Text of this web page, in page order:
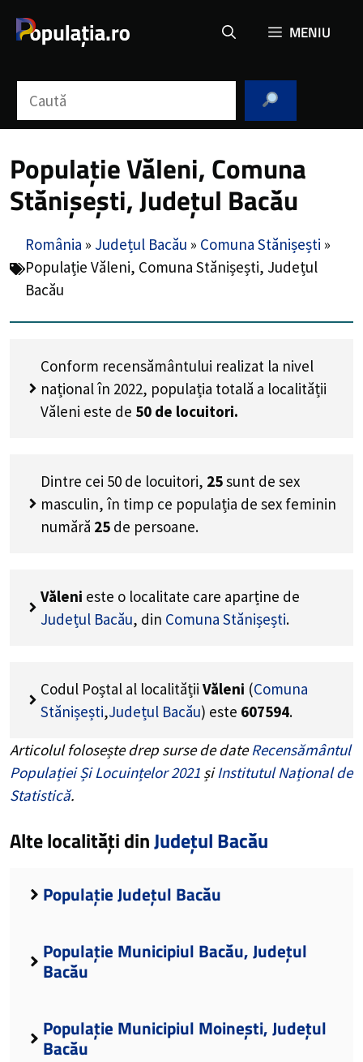
MENIU
Populație Văleni, Comuna
Stănișești, Județul Bacău
România » Județul Bacău » Comuna Stănișești »
Populație Văleni, Comuna Stănișești, Județul
Bacău
Conform recensământului realizat la nivel
național în 2022, populația totală a localității
Văleni este de 50 de locuitori.
Dintre cei 50 de locuitori, 25sunt de sex
masculin, în timp ce populația de sex feminin
numără 25 de persoane.
Văleni este o localitate care aparține de
Județul Bacău, din Comuna Stănișești.
Codul Poștal al localității Văleni (Comuna
Stănișești,Județul Bacău) este 607594.
Articolul folosește drep surse de dateRecensământul
Populației Și Locuințelor 2021 șiInstitutul Național de
Statistică.
Alte localități dinJudețul Bacău
Populație Județul Bacău
Populație Municipiul Bacău, Județul
Bacău
Populație Municipiul Moinești, Județul
Bacău